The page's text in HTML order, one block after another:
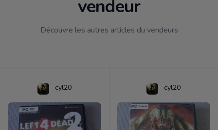
vendeur
Découvre les autres articles du vendeurs
cyl20 cyl20